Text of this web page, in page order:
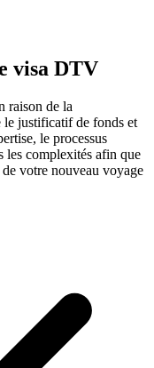
visa DTV
raison de la
le justificatif de fonds et
le processus
les complexités afin que
votre nouveau voyage